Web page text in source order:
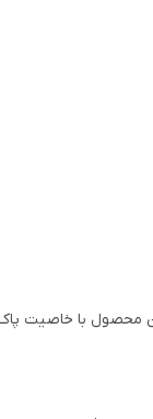
محصول با خاصیت